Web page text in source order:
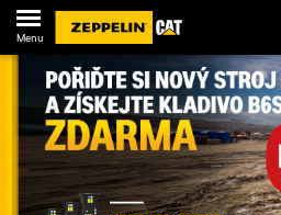
Menu